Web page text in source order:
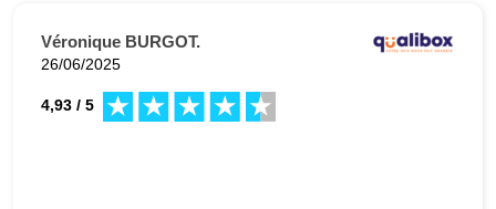
Véronique BURGOT.
26/06/2025
4,93 / 5